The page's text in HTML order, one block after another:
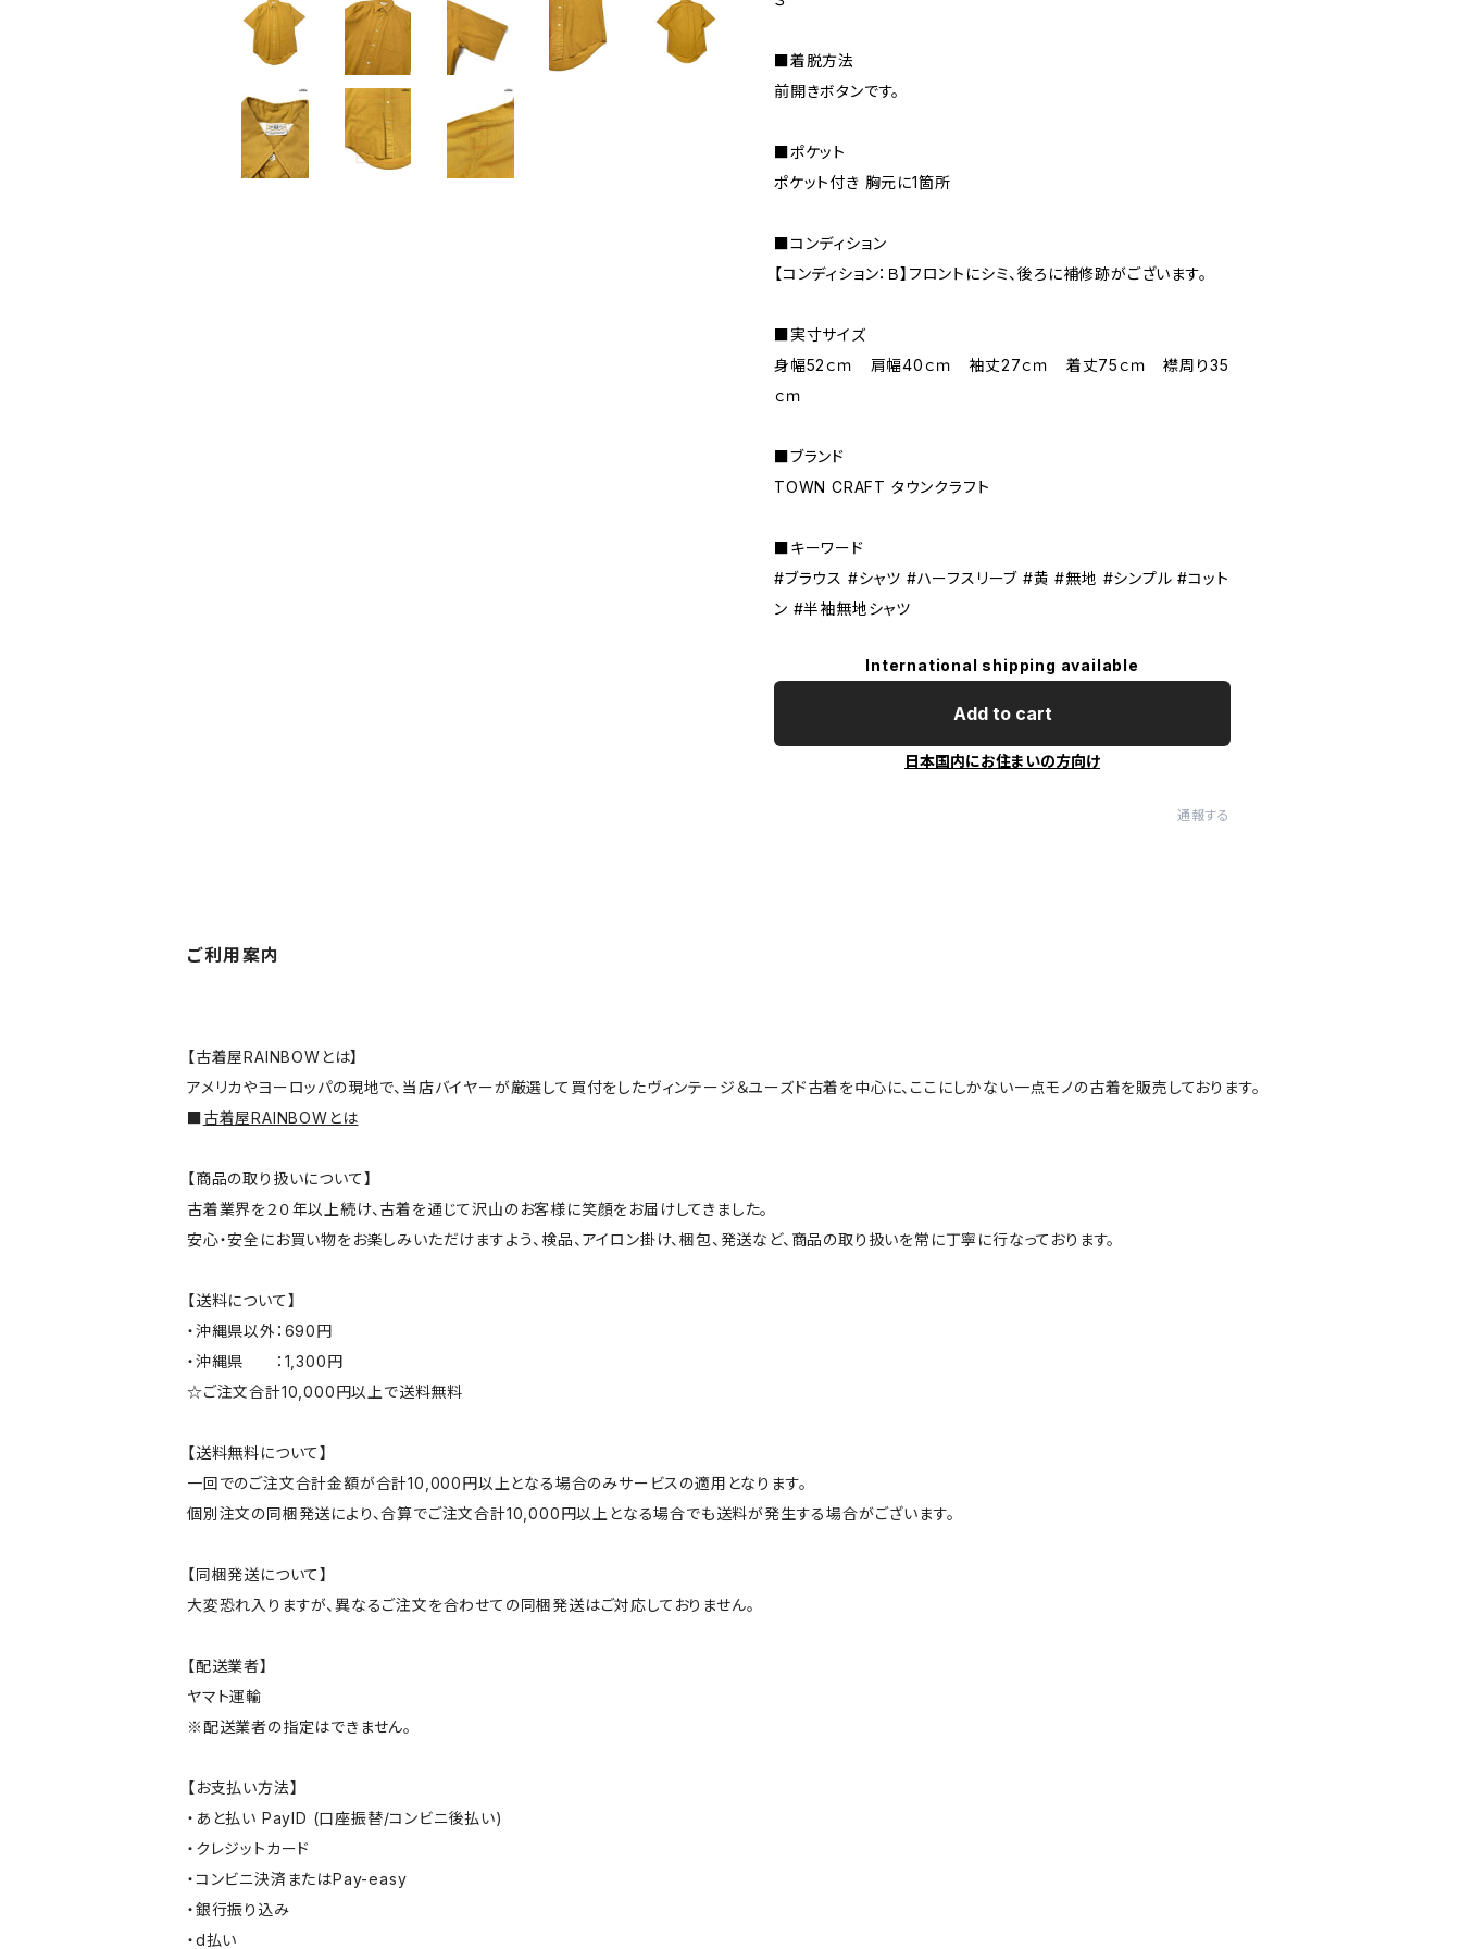
■着脱方法
前開きボタンです。
■ポケット
ポケット付き 胸元に1箇所
■コンディション
【コンディション：Ｂ】フロントにシミ、後ろに補修跡がございます。
■実寸サイズ
身幅52ｃｍ 肩幅40ｃｍ 袖丈27ｃｍ 着丈75ｃｍ 襟周り35
ｃｍ
■ブランド
TOWN CRAFT タウンクラフト
■キーワード
#ブラウス #シャツ #ハーフスリーブ #黄 #無地 #シンプル #コット
ン #半袖無地シャツ
International shipping available
Add to cart
日本国内にお住まいの方向け
通報する
ご利用案内
【古着屋RAINBOWとは】
アメリカやヨーロッパの現地で、当店バイヤーが厳選して買付をしたヴィンテージ＆ユーズド古着を中心に、ここにしかない一点モノの古着を販売しております。
■古着屋RAINBOWとは
【商品の取り扱いについて】
古着業界を２０年以上続け、古着を通じて沢山のお客様に笑顔をお届けしてきました。
安心・安全にお買い物をお楽しみいただけますよう、検品、アイロン掛け、梱包、発送など、商品の取り扱いを常に丁寧に行なっております。
【送料について】
・沖縄県以外：690円
・沖縄県 ：1,300円
☆ご注文合計10,000円以上で送料無料
【送料無料について】
一回でのご注文合計金額が合計10,000円以上となる場合のみサービスの適用となります。
個別注文の同梱発送により、合算でご注文合計10,000円以上となる場合でも送料が発生する場合がございます。
【同梱発送について】
大変恐れ入りますが、異なるご注文を合わせての同梱発送はご対応しておりません。
【配送業者】
ヤマト運輸
※配送業者の指定はできません。
【お支払い方法】
・あと払い PayID (口座振替/コンビニ後払い)
・クレジットカード
・コンビニ決済またはPay-easy
・銀行振り込み
・d払い